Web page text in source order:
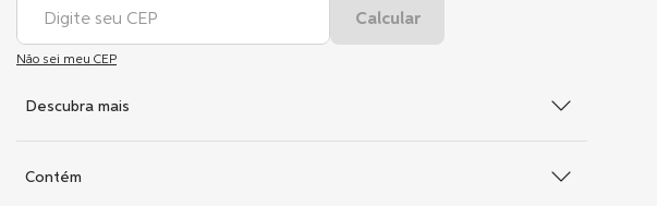
Não sei meu CEP
Descubra mais
Contém